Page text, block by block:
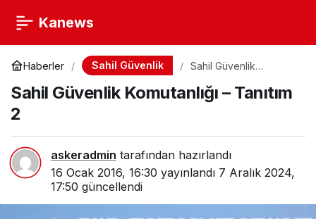
Kanews
Haberler Sahil Güvenlik
Sahil Güvenlik
Sahil Güvenlik Komutanlığı – Tanıtım
2
askeradmin tarafından hazırlandı
16 Ocak 2016, 16:30 yayınlandı 7 Aralık 2024,
17:50 güncellendi